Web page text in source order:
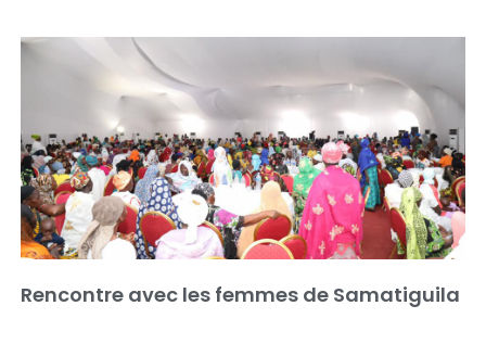
Rencontre avec les femmes de Samatiguila